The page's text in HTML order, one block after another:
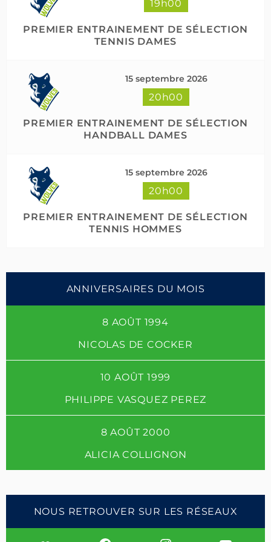
19h00
PREMIER ENTRAINEMENT DE SÉLECTION
TENNIS DAMES
15 septembre 2026
20h00
PREMIER ENTRAINEMENT DE SÉLECTION
HANDBALL DAMES
15 septembre 2026
20h00
PREMIER ENTRAINEMENT DE SÉLECTION
TENNIS HOMMES
ANNIVERSAIRES DU MOIS
8 AOÛT 1994
NICOLAS DE COCKER
10 AOÛT 1999
PHILIPPE VASQUEZ PEREZ
8 AOÛT 2000
ALICIA COLLIGNON
NOUS RETROUVER SUR LES RÉSEAUX